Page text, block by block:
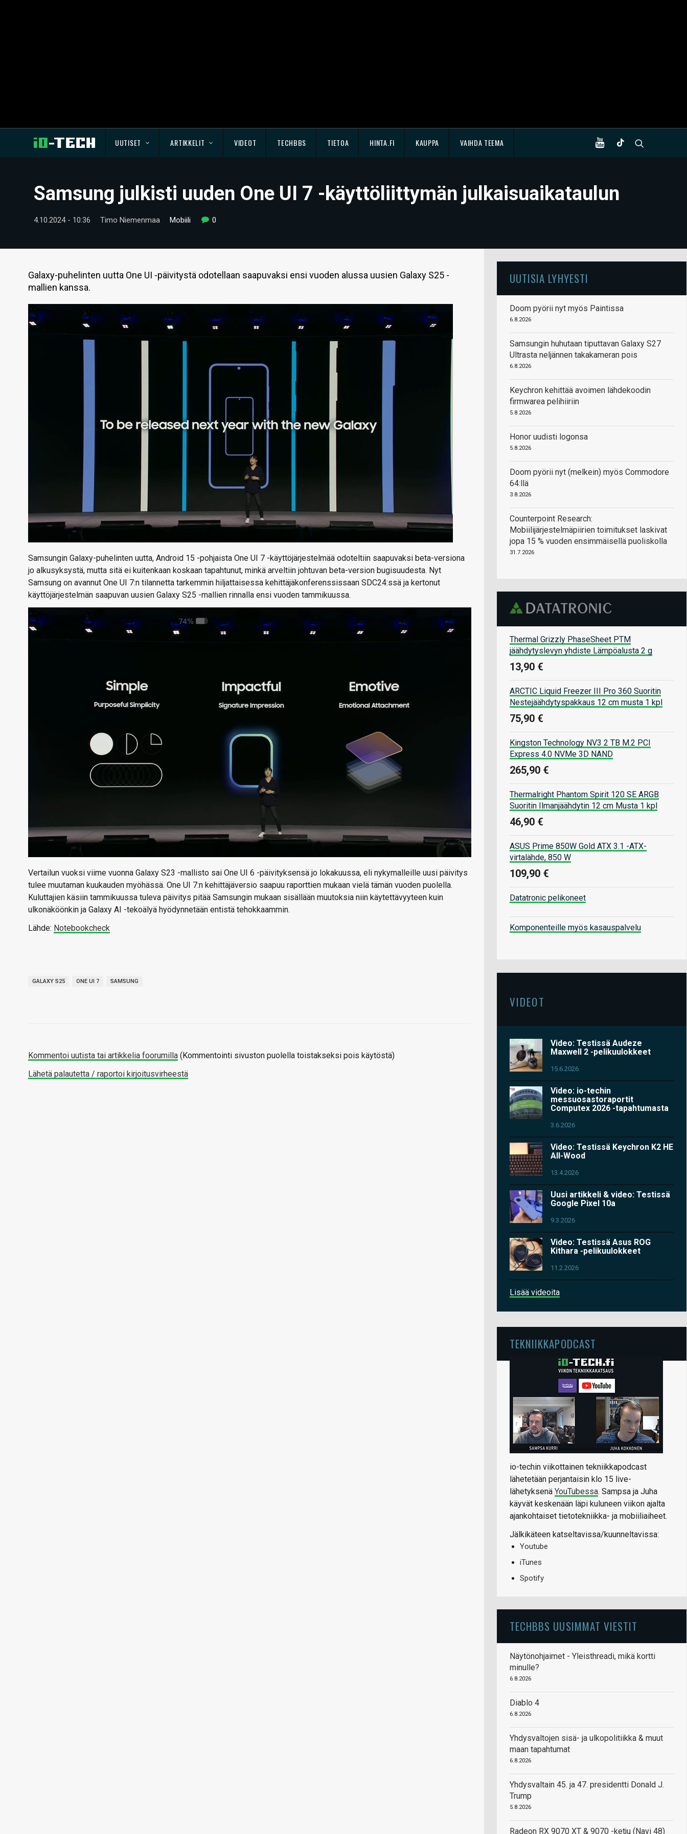
UUTISET ARTIKKELIT VIDEOT TECHBBS TIETOA HINTA.FI KAUPPA VAIHDA TEEMA
Samsung julkisti uuden One UI 7 -käyttöliittymän julkaisuaikataulun
4.10.2024 - 10:36 Timo Niemenmaa Mobiili 0
Galaxy-puhelinten uutta One UI -päivitystä odotellaan saapuvaksi ensi vuoden alussa uusien Galaxy S25 -
mallien kanssa.
Samsungin Galaxy-puhelinten uutta, Android 15 -pohjaista One UI 7 -käyttöjärjestelmää odoteltiin saapuvaksi beta-versiona
jo alkusyksystä, mutta sitä ei kuitenkaan koskaan tapahtunut, minkä arveltiin johtuvan beta-version bugisuudesta. Nyt
Samsung on avannut One UI 7:n tilannetta tarkemmin hiljattaisessa kehittäjäkonferenssissaan SDC24:ssä ja kertonut
käyttöjärjestelmän saapuvan uusien Galaxy S25 -mallien rinnalla ensi vuoden tammikuussa.
Vertailun vuoksi viime vuonna Galaxy S23 -mallisto sai One UI 6 -päivityksensä jo lokakuussa, eli nykymalleille uusi päivitys
tulee muutaman kuukauden myöhässä. One UI 7:n kehittäjäversio saapuu raporttien mukaan vielä tämän vuoden puolella.
Kuluttajien käsiin tammikuussa tuleva päivitys pitää Samsungin mukaan sisällään muutoksia niin käytettävyyteen kuin
ulkonäköönkin ja Galaxy AI -tekoälyä hyödynnetään entistä tehokkaammin.
Lähde: Notebookcheck
GALAXY S25 ONE UI 7 SAMSUNG
Kommentoi uutista tai artikkelia foorumilla (Kommentointi sivuston puolella toistakseksi pois käytöstä)
Lähetä palautetta / raportoi kirjoitusvirheestä
UUTISIA LYHYESTI
Doom pyörii nyt myös Paintissa
6.8.2026
Samsungin huhutaan tiputtavan Galaxy S27
Ultrasta neljännen takakameran pois
6.8.2026
Keychron kehittää avoimen lähdekoodin
firmwarea pelihiiriin
5.8.2026
Honor uudisti logonsa
5.8.2026
Doom pyörii nyt (melkein) myös Commodore
64:llä
3.8.2026
Counterpoint Research:
Mobiilijärjestelmäpiirien toimitukset laskivat
jopa 15 % vuoden ensimmäisellä puoliskolla
31.7.2026
Thermal Grizzly PhaseSheet PTM
jäähdytyslevyn yhdiste Lämpöalusta 2 g
13,90 €
ARCTIC Liquid Freezer III Pro 360 Suoritin
Nestejäähdytyspakkaus 12 cm musta 1 kpl
75,90 €
Kingston Technology NV3 2 TB M.2 PCI
Express 4.0 NVMe 3D NAND
265,90 €
Thermalright Phantom Spirit 120 SE ARGB
Suoritin Ilmanjäähdytin 12 cm Musta 1 kpl
46,90 €
ASUS Prime 850W Gold ATX 3.1 -ATX-
virtalähde, 850 W
109,90 €
Datatronic pelikoneet
Komponenteille myös kasauspalvelu
VIDEOT
Video: Testissä Audeze
Maxwell 2 -pelikuulokkeet
15.6.2026
Video: io-techin
messuosastoraportit
Computex 2026 -tapahtumasta
3.6.2026
Video: Testissä Keychron K2 HE
All-Wood
13.4.2026
Uusi artikkeli & video: Testissä
Google Pixel 10a
9.3.2026
Video: Testissä Asus ROG
Kithara -pelikuulokkeet
11.2.2026
Lisää videoita
TEKNIIKKAPODCAST
io-techin viikottainen tekniikkapodcast
lähetetään perjantaisin klo 15 live-
lähetyksenä YouTubessa. Sampsa ja Juha
käyvät keskenään läpi kuluneen viikon ajalta
ajankohtaiset tietotekniikka- ja mobiiliaiheet.
Jälkikäteen katseltavissa/kuunneltavissa:
Youtube
iTunes
Spotify
TECHBBS UUSIMMAT VIESTIT
Näytönohjaimet - Yleisthreadi, mikä kortti
minulle?
6.8.2026
Diablo 4
6.8.2026
Yhdysvaltojen sisä- ja ulkopolitiikka & muut
maan tapahtumat
6.8.2026
Yhdysvaltain 45. ja 47. presidentti Donald J.
Trump
5.8.2026
Radeon RX 9070 XT & 9070 -ketju (Navi 48)